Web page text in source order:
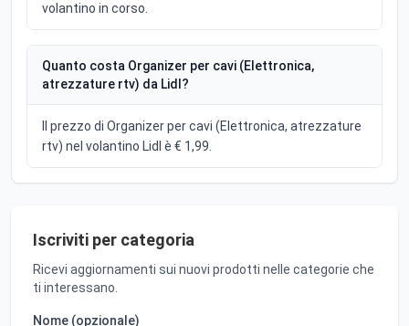
volantino in corso.
Quanto costa Organizer per cavi (Elettronica,
atrezzature rtv) da Lidl?
Il prezzo di Organizer per cavi (Elettronica, atrezzature
rtv) nel volantino Lidl è € 1,99.
Iscriviti per categoria
Ricevi aggiornamenti sui nuovi prodotti nelle categorie che
ti interessano.
Nome (opzionale)